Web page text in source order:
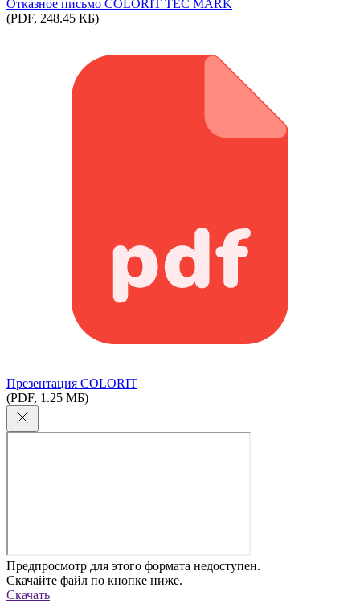
Отказное письмо COLORIT TEC MARK
(PDF, 248.45 КБ)
Презентация COLORIT
(PDF, 1.25 МБ)
Предпросмотр для этого формата недоступен.
Скачайте файл по кнопке ниже.
Скачать